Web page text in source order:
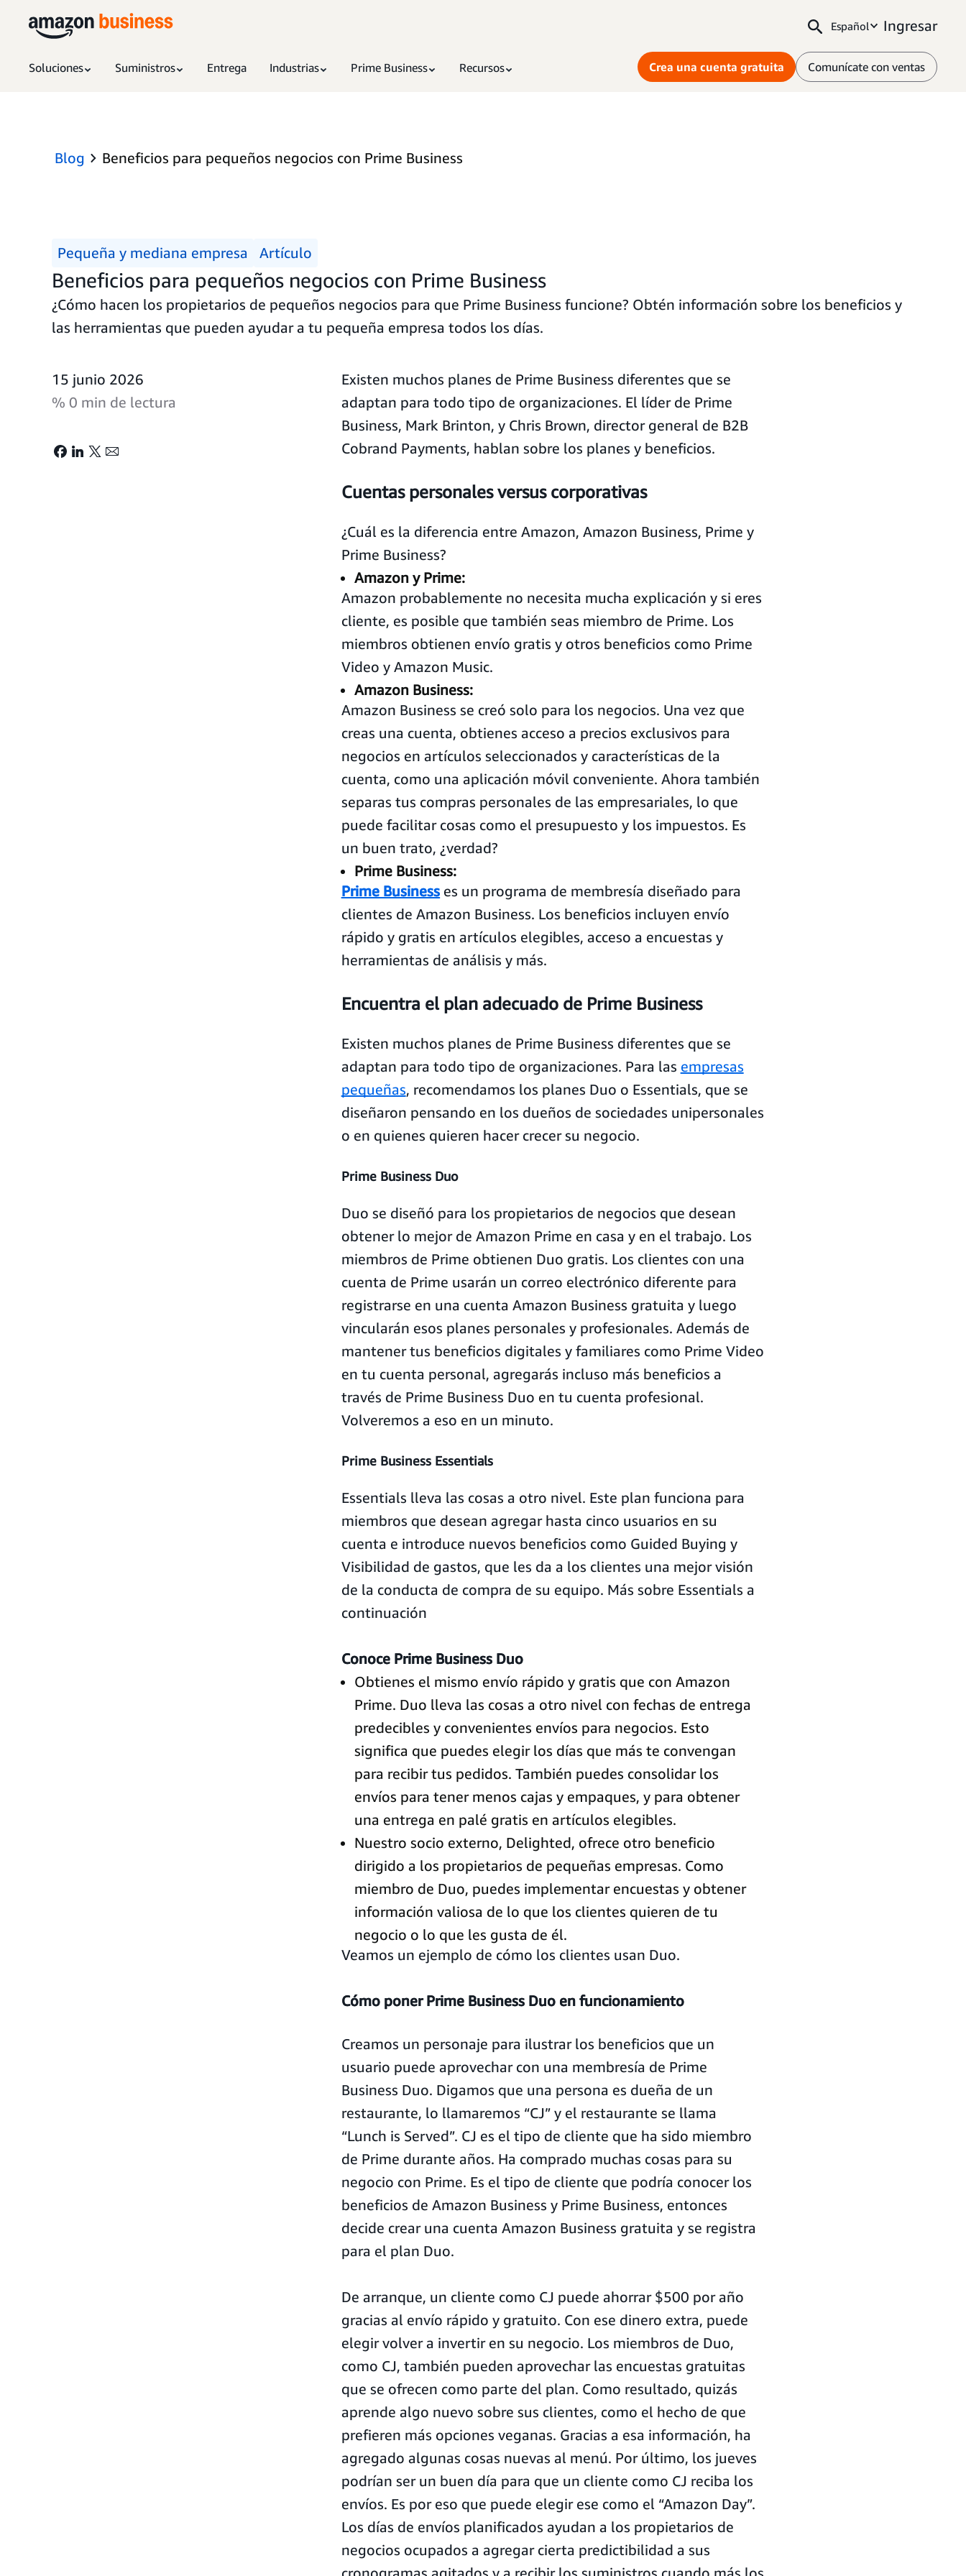
Español Ingresar
Soluciones Suministros Entrega Industrias Prime Business Recursos Crea una cuenta gratuita Comunícate con ventas
Blog Beneficios para pequeños negocios con Prime Business
Pequeña y mediana empresa Artículo
Beneficios para pequeños negocios con Prime Business
¿Cómo hacen los propietarios de pequeños negocios para que Prime Business funcione? Obtén información sobre los beneficios y
las herramientas que pueden ayudar a tu pequeña empresa todos los días.
15 junio 2026
% 0 min de lectura
Existen muchos planes de Prime Business diferentes que se
adaptan para todo tipo de organizaciones. El líder de Prime
Business, Mark Brinton, y Chris Brown, director general de B2B
Cobrand Payments, hablan sobre los planes y beneficios.
Cuentas personales versus corporativas
¿Cuál es la diferencia entre Amazon, Amazon Business, Prime y
Prime Business?
Amazon y Prime:
Amazon probablemente no necesita mucha explicación y si eres
cliente, es posible que también seas miembro de Prime. Los
miembros obtienen envío gratis y otros beneficios como Prime
Video y Amazon Music.
Amazon Business:
Amazon Business se creó solo para los negocios. Una vez que
creas una cuenta, obtienes acceso a precios exclusivos para
negocios en artículos seleccionados y características de la
cuenta, como una aplicación móvil conveniente. Ahora también
separas tus compras personales de las empresariales, lo que
puede facilitar cosas como el presupuesto y los impuestos. Es
un buen trato, ¿verdad?
Prime Business:
Prime Businesses un programa de membresía diseñado para
clientes de Amazon Business. Los beneficios incluyen envío
rápido y gratis en artículos elegibles, acceso a encuestas y
herramientas de análisis y más.
Encuentra el plan adecuado de Prime Business
Existen muchos planes de Prime Business diferentes que se
adaptan para todo tipo de organizaciones. Para las empresas
pequeñas, recomendamos los planes Duo o Essentials, que se
diseñaron pensando en los dueños de sociedades unipersonales
o en quienes quieren hacer crecer su negocio.
Prime Business Duo
Duo se diseñó para los propietarios de negocios que desean
obtener lo mejor de Amazon Prime en casa y en el trabajo. Los
miembros de Prime obtienen Duo gratis. Los clientes con una
cuenta de Prime usarán un correo electrónico diferente para
registrarse en una cuenta Amazon Business gratuita y luego
vincularán esos planes personales y profesionales. Además de
mantener tus beneficios digitales y familiares como Prime Video
en tu cuenta personal, agregarás incluso más beneficios a
través de Prime Business Duo en tu cuenta profesional.
Volveremos a eso en un minuto.
Prime Business Essentials
Essentials lleva las cosas a otro nivel. Este plan funciona para
miembros que desean agregar hasta cinco usuarios en su
cuenta e introduce nuevos beneficios como Guided Buying y
Visibilidad de gastos, que les da a los clientes una mejor visión
de la conducta de compra de su equipo. Más sobre Essentials a
continuación
Conoce Prime Business Duo
Obtienes el mismo envío rápido y gratis que con Amazon
Prime. Duo lleva las cosas a otro nivel con fechas de entrega
predecibles y convenientes envíos para negocios. Esto
significa que puedes elegir los días que más te convengan
para recibir tus pedidos. También puedes consolidar los
envíos para tener menos cajas y empaques, y para obtener
una entrega en palé gratis en artículos elegibles.
Nuestro socio externo, Delighted, ofrece otro beneficio
dirigido a los propietarios de pequeñas empresas. Como
miembro de Duo, puedes implementar encuestas y obtener
información valiosa de lo que los clientes quieren de tu
negocio o lo que les gusta de él.
Veamos un ejemplo de cómo los clientes usan Duo.
Cómo poner Prime Business Duo en funcionamiento
Creamos un personaje para ilustrar los beneficios que un
usuario puede aprovechar con una membresía de Prime
Business Duo. Digamos que una persona es dueña de un
restaurante, lo llamaremos “CJ” y el restaurante se llama
“Lunch is Served”. CJ es el tipo de cliente que ha sido miembro
de Prime durante años. Ha comprado muchas cosas para su
negocio con Prime. Es el tipo de cliente que podría conocer los
beneficios de Amazon Business y Prime Business, entonces
decide crear una cuenta Amazon Business gratuita y se registra
para el plan Duo.
De arranque, un cliente como CJ puede ahorrar $500 por año
gracias al envío rápido y gratuito. Con ese dinero extra, puede
elegir volver a invertir en su negocio. Los miembros de Duo,
como CJ, también pueden aprovechar las encuestas gratuitas
que se ofrecen como parte del plan. Como resultado, quizás
aprende algo nuevo sobre sus clientes, como el hecho de que
prefieren más opciones veganas. Gracias a esa información, ha
agregado algunas cosas nuevas al menú. Por último, los jueves
podrían ser un buen día para que un cliente como CJ reciba los
envíos. Es por eso que puede elegir ese como el “Amazon Day”.
Los días de envíos planificados ayudan a los propietarios de
negocios ocupados a agregar cierta predictibilidad a sus